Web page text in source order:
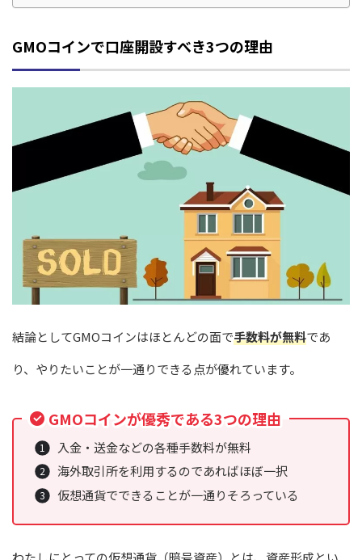
GMOコインで口座開設すべき3つの理由
結論としてGMOコインはほとんどの面で手数料が無料であ
り、やりたいことが一通りできる点が優れています。
GMOコインが優秀である3つの理由
入金・送金などの各種手数料が無料
海外取引所を利用するのであればほぼ一択
仮想通貨でできることが一通りそろっている